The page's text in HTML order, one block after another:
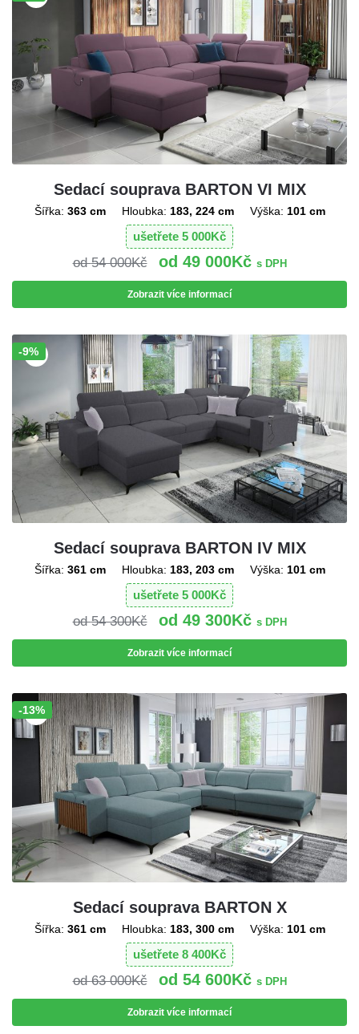
Sedací souprava BARTON VI MIX
Šířka: 363 cm Hloubka: 183, 224 cm Výška: 101 cm
ušetřete 5 000Kč
54 000Kč 49 000Kč s DPH
Zobrazit více informací
Sleva!
-9%
Sedací souprava BARTON IV MIX
Šířka: 361 cm Hloubka: 183, 203 cm Výška: 101 cm
ušetřete 5 000Kč
54 300Kč 49 300Kč s DPH
Zobrazit více informací
Sleva!
-13%
Sedací souprava BARTON X
Šířka: 361 cm Hloubka: 183, 300 cm Výška: 101 cm
ušetřete 8 400Kč
63 000Kč 54 600Kč s DPH
Zobrazit více informací